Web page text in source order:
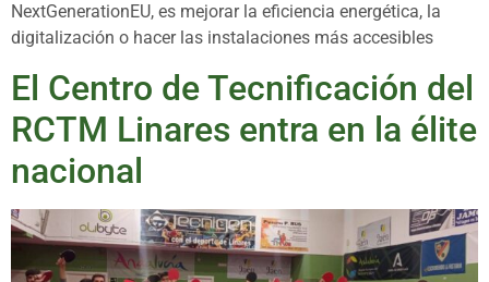
NextGenerationEU, es mejorar la eficiencia energética, la
digitalización o hacer las instalaciones más accesibles
El Centro de Tecnificación del
RCTM Linares entra en la élite
nacional